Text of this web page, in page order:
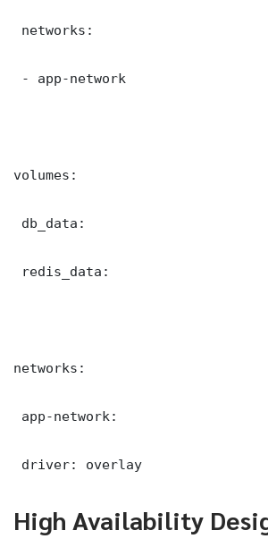
networks:
- app-network
volumes:
db_data:
redis_data:
networks:
app-network:
driver: overlay
High Availability